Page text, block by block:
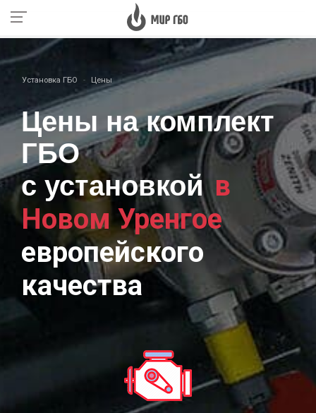
Установка ГБО Цены
Цены на комплект
ГБО
с установкой в
Новом Уренгое
европейского
качества